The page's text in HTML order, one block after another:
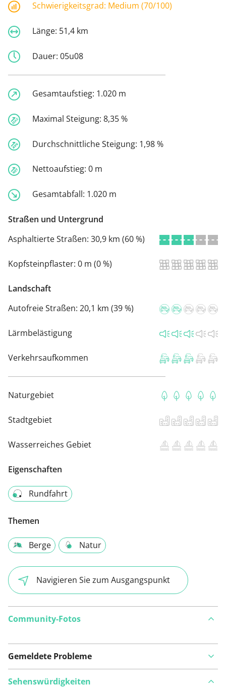
Schwierigkeitsgrad: Medium (70/100)
Länge: 51,4 km
Dauer: 05u08
Gesamtaufstieg: 1.020 m
Maximal Steigung: 8,35 %
Durchschnittliche Steigung: 1,98 %
Nettoaufstieg: 0 m
Gesamtabfall: 1.020 m
Straßen und Untergrund
Asphaltierte Straßen: 30,9 km (60 %)
Kopfsteinpflaster: 0 m (0 %)
Landschaft
Autofreie Straßen: 20,1 km (39 %)
Lärmbelästigung
Verkehrsaufkommen
Naturgebiet
Stadtgebiet
Wasserreiches Gebiet
Eigenschaften
Rundfahrt
Themen
Berge Natur
Navigieren Sie zum Ausgangspunkt
Community-Fotos
Gemeldete Probleme
Sehenswürdigkeiten